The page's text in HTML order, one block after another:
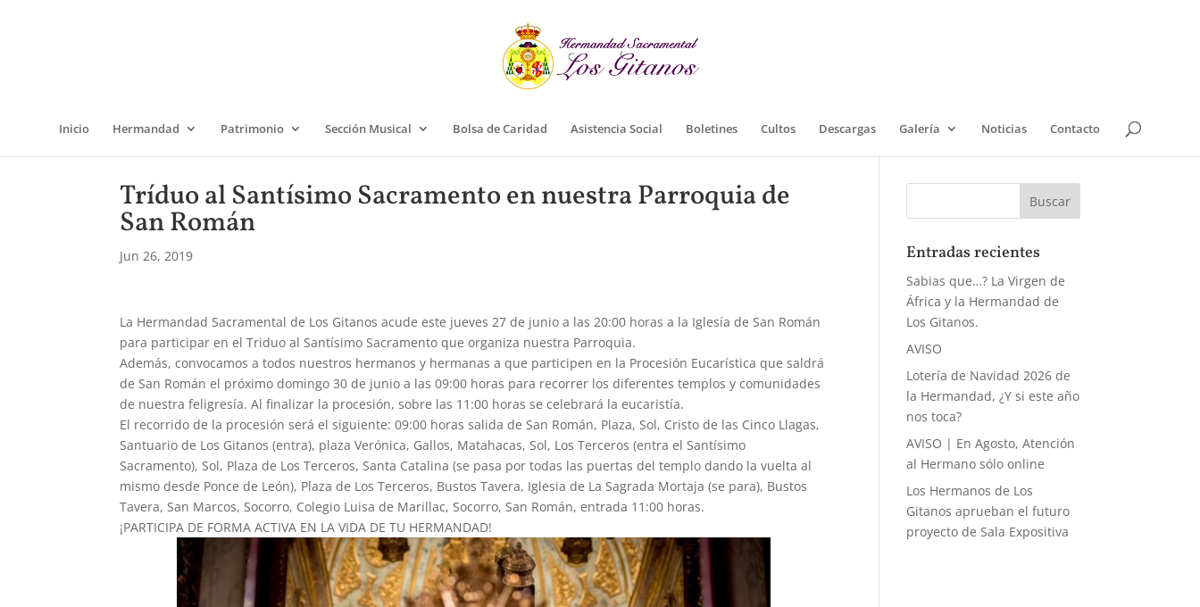
Inicio Hermandad Patrimonio Sección Musical Bolsa de Caridad Asistencia Social Boletines Cultos Descargas Galería Noticias Contacto
Tríduo al Santísimo Sacramento en nuestra Parroquia de
San Román
Jun 26, 2019
La Hermandad Sacramental de Los Gitanos acude este jueves 27 de junio a las 20:00 horas a la Iglesía de San Román
para participar en el Triduo al Santísimo Sacramento que organiza nuestra Parroquia.
Además, convocamos a todos nuestros hermanos y hermanas a que participen en la Procesión Eucarística que saldrá
de San Román el próximo domingo 30 de junio a las 09:00 horas para recorrer los diferentes templos y comunidades
de nuestra feligresía. Al finalizar la procesión, sobre las 11:00 horas se celebrará la eucaristía.
El recorrido de la procesión será el siguiente: 09:00 horas salida de San Román, Plaza, Sol, Cristo de las Cinco Llagas,
Santuario de Los Gitanos (entra), plaza Verónica, Gallos, Matahacas, Sol, Los Terceros (entra el Santísimo
Sacramento), Sol, Plaza de Los Terceros, Santa Catalina (se pasa por todas las puertas del templo dando la vuelta al
mismo desde Ponce de León), Plaza de Los Terceros, Bustos Tavera, Iglesia de La Sagrada Mortaja (se para), Bustos
Tavera, San Marcos, Socorro, Colegio Luisa de Marillac, Socorro, San Román, entrada 11:00 horas.
¡PARTICIPA DE FORMA ACTIVA EN LA VIDA DE TU HERMANDAD!
Entradas recientes
Sabias que…? La Virgen de
África y la Hermandad de
Los Gitanos.
AVISO
Lotería de Navidad 2026 de
la Hermandad, ¿Y si este año
nos toca?
AVISO | En Agosto, Atención
al Hermano sólo online
Los Hermanos de Los
Gitanos aprueban el futuro
proyecto de Sala Expositiva